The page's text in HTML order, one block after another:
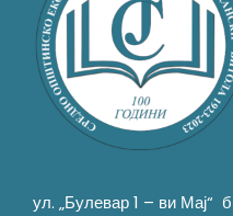
ул. „Булевар 1 – ви Мај“